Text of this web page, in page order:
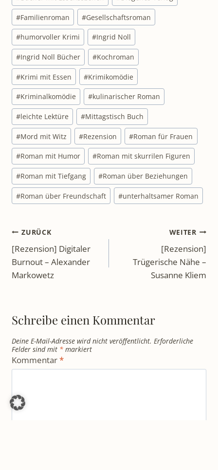
#Familienroman #Gesellschaftsroman
#humorvoller Krimi #Ingrid Noll
#Ingrid Noll Bücher #Kochroman
#Krimi mit Essen #Krimikomödie
#Kriminalkomödie #kulinarischer Roman
#leichte Lektüre #Mittagstisch Buch
#Mord mit Witz #Rezension #Roman für Frauen
#Roman mit Humor #Roman mit skurrilen Figuren
#Roman mit Tiefgang #Roman über Beziehungen
#Roman über Freundschaft #unterhaltsamer Roman
Beitragsnavigation
ZURÜCK
[Rezension] Digitaler
Burnout – Alexander
Markowetz
WEITER
[Rezension]
Trügerische Nähe –
Susanne Kliem
Schreibe einen Kommentar
Deine E-Mail-Adresse wird nicht veröffentlicht. Erforderliche
Felder sind mit * markiert
Kommentar*